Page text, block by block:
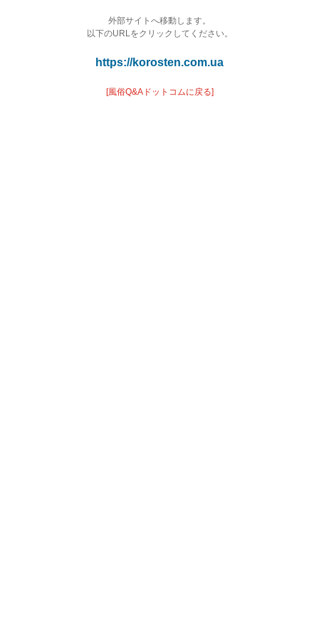
外部サイトへ移動します。
以下のURLをクリックしてください。
https://korosten.com.ua
[風俗Q&Aドットコムに戻る]